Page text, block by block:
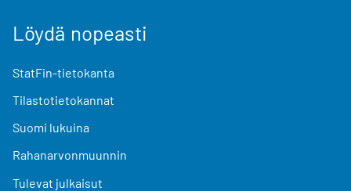
Löydä nopeasti
StatFin-tietokanta
Tilastotietokannat
Suomi lukuina
Rahanarvonmuunnin
Tulevat julkaisut